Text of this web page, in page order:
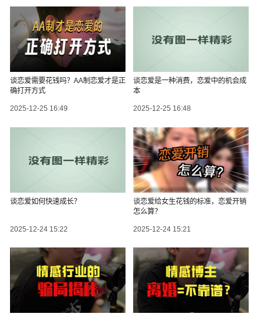
谈恋爱需要花钱吗？AA制恋爱才是正
确打开方式
2025-12-25 16:49
谈恋爱是一种消费，恋爱中的机会成
本
2025-12-25 16:48
谈恋爱如何快速成长？
2025-12-24 15:22
谈恋爱给女生花钱的标准，恋爱开销
怎么算？
2025-12-24 15:21